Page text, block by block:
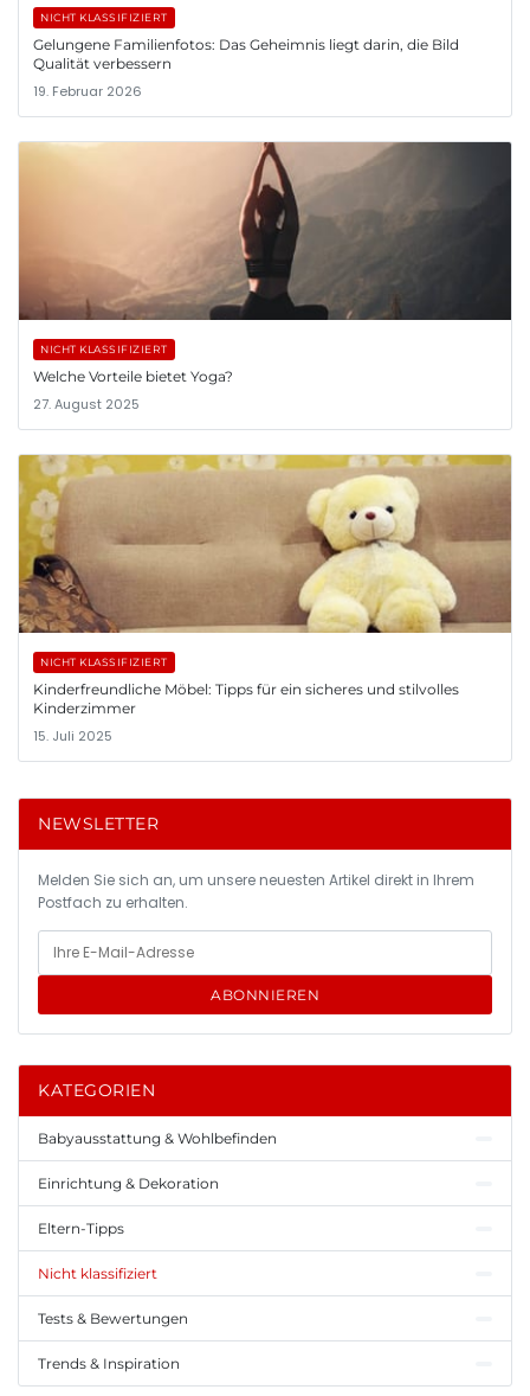
NICHT KLASSIFIZIERT
Gelungene Familienfotos: Das Geheimnis liegt darin, die Bild
Qualität verbessern
19. Februar 2026
NICHT KLASSIFIZIERT
Welche Vorteile bietet Yoga?
27. August 2025
NICHT KLASSIFIZIERT
Kinderfreundliche Möbel: Tipps für ein sicheres und stilvolles
Kinderzimmer
15. Juli 2025
NEWSLETTER
Melden Sie sich an, um unsere neuesten Artikel direkt in Ihrem
Postfach zu erhalten.
ABONNIEREN
KATEGORIEN
Babyausstattung & Wohlbefinden
Einrichtung & Dekoration
Eltern-Tipps
Nicht klassifiziert
Tests & Bewertungen
Trends & Inspiration